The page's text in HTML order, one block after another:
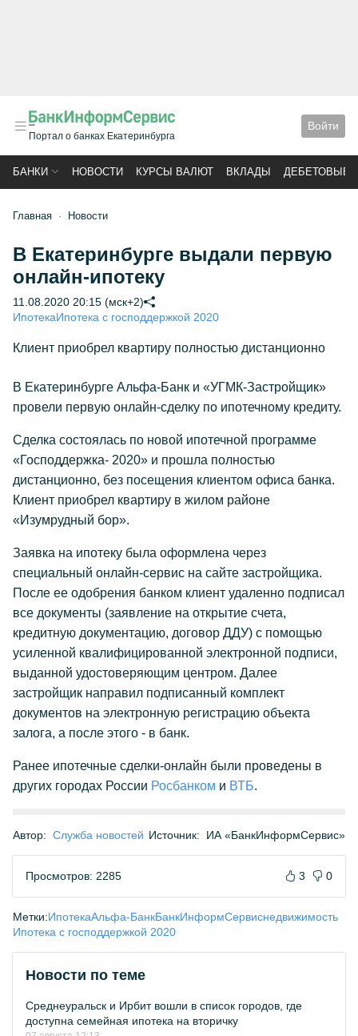
Портал о банках Екатеринбурга
Войти
БАНКИ НОВОСТИ КУРСЫ ВАЛЮТ ВКЛАДЫ ДЕБЕТОВЫЕ
Главная Новости
В Екатеринбурге выдали первую
онлайн-ипотеку
11.08.2020 20:15 (мск+2)
ИпотекаИпотека с господдержкой 2020
Клиент приобрел квартиру полностью дистанционно
В Екатеринбурге Альфа-Банк и «УГМК-Застройщик»
провели первую онлайн-сделку по ипотечному кредиту.
Сделка состоялась по новой ипотечной программе
«Господдержка- 2020» и прошла полностью
дистанционно, без посещения клиентом офиса банка.
Клиент приобрел квартиру в жилом районе
«Изумрудный бор».
Заявка на ипотеку была оформлена через
специальный онлайн-сервис на сайте застройщика.
После ее одобрения банком клиент удаленно подписал
все документы (заявление на открытие счета,
кредитную документацию, договор ДДУ) с помощью
усиленной квалифицированной электронной подписи,
выданной удостоверяющим центром. Далее
застройщик направил подписанный комплект
документов на электронную регистрацию объекта
залога, а после этого - в банк.
Ранее ипотечные сделки-онлайн были проведены в
других городах России Росбанком и ВТБ.
Автор: Служба новостей Источник: ИА «БанкИнформСервис»
Просмотров: 2285 3 0
Метки:ИпотекаАльфа-БанкБанкИнформСервиснедвижимость
Ипотека с господдержкой 2020
Новости по теме
Среднеуральск и Ирбит вошли в список городов, где
доступна семейная ипотека на вторичку